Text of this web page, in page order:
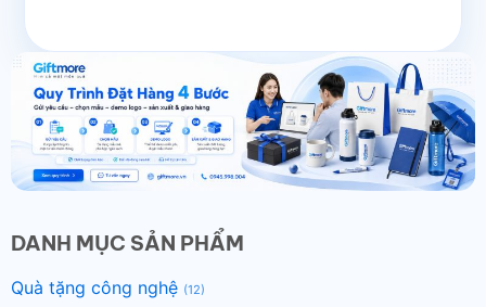
DANH MỤC SẢN PHẨM
Quà tặng công nghệ (12)